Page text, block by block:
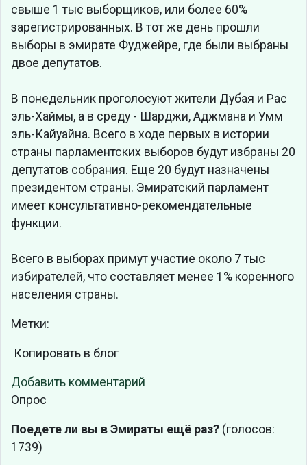
свыше 1 тыс выборщиков, или более 60%
зарегистрированных. В тот же день прошли
выборы в эмирате Фуджейре, где были выбраны
двое депутатов.
В понедельник проголосуют жители Дубая и Рас
эль-Хаймы, а в среду - Шарджи, Аджмана и Умм
эль-Кайуайна. Всего в ходе первых в истории
страны парламентских выборов будут избраны 20
депутатов собрания. Еще 20 будут назначены
президентом страны. Эмиратский парламент
имеет консультативно-рекомендательные
функции.
Всего в выборах примут участие около 7 тыс
избирателей, что составляет менее 1% коренного
населения страны.
Метки:
Копировать в блог
Добавить комментарий
Опрос
Поедете ли вы в Эмираты ещё раз? (голосов:
1739)